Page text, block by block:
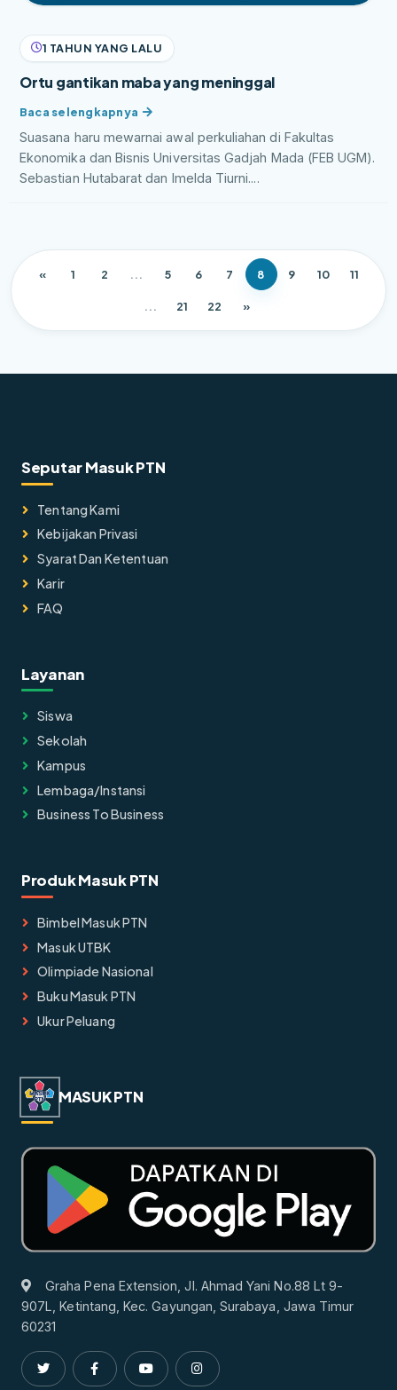
1 TAHUN YANG LALU
Ortu gantikan maba yang meninggal
Suasana haru mewarnai awal perkuliahan di Fakultas
Ekonomika dan Bisnis Universitas Gadjah Mada (FEB UGM).
Sebastian Hutabarat dan Imelda Tiurni....
« 1 2 ... 5 6 7 8 9 10 11
... 21 22 »
Seputar Masuk PTN
Tentang Kami
Kebijakan Privasi
Syarat Dan Ketentuan
Karir
FAQ
Layanan
Siswa
Sekolah
Kampus
Lembaga/instansi
Business To Business
Produk Masuk PTN
Bimbel Masuk PTN
Masuk UTBK
Olimpiade Nasional
Buku Masuk PTN
Ukur Peluang
MASUK PTN
Graha Pena Extension, Jl. Ahmad Yani No.88 Lt 9-
907L, Ketintang, Kec. Gayungan, Surabaya, Jawa Timur
60231